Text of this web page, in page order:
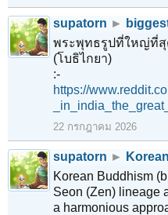
supatorn ►
พระพุทธรูปที่ใหญ่ที่สุ
(โบธิไกยา)
:-
https://
22 กรกฎาคม 2026
supatorn ►
Korean Buddhism
Seon (Zen) lineage
a harmonious